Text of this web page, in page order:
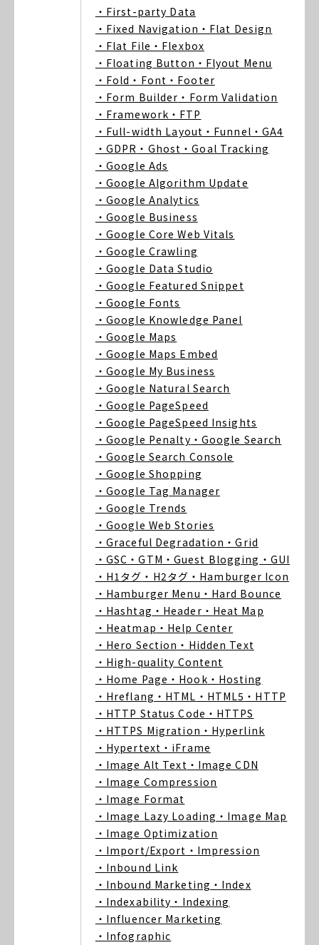
・First-party Data
・Fixed Navigation ・Flat Design
・Flat File ・Flexbox
・Floating Button ・Flyout Menu
・Fold ・Font ・Footer
・Form Builder ・Form Validation
・Framework ・FTP
・Full-width Layout ・Funnel ・GA4
・GDPR ・Ghost ・Goal Tracking
・Google Ads
・Google Algorithm Update
・Google Analytics
・Google Business
・Google Core Web Vitals
・Google Crawling
・Google Data Studio
・Google Featured Snippet
・Google Fonts
・Google Knowledge Panel
・Google Maps
・Google Maps Embed
・Google My Business
・Google Natural Search
・Google PageSpeed
・Google PageSpeed Insights
・Google Penalty ・Google Search
・Google Search Console
・Google Shopping
・Google Tag Manager
・Google Trends
・Google Web Stories
・Graceful Degradation ・Grid
・GSC ・GTM ・Guest Blogging ・GUI
・H1タグ ・H2タグ ・Hamburger Icon
・Hamburger Menu ・Hard Bounce
・Hashtag ・Header ・Heat Map
・Heatmap ・Help Center
・Hero Section ・Hidden Text
・High-quality Content
・Home Page ・Hook ・Hosting
・Hreflang ・HTML ・HTML5 ・HTTP
・HTTP Status Code ・HTTPS
・HTTPS Migration ・Hyperlink
・Hypertext ・iFrame
・Image Alt Text ・Image CDN
・Image Compression
・Image Format
・Image Lazy Loading ・Image Map
・Image Optimization
・Import/Export ・Impression
・Inbound Link
・Inbound Marketing ・Index
・Indexability ・Indexing
・Influencer Marketing
・Infographic